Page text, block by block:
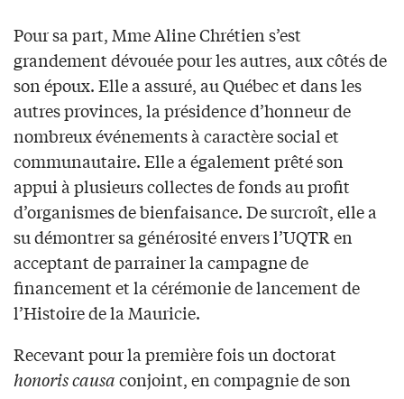
Pour sa part, Mme Aline Chrétien s’est
grandement dévouée pour les autres, aux côtés de
son époux. Elle a assuré, au Québec et dans les
autres provinces, la présidence d’honneur de
nombreux événements à caractère social et
communautaire. Elle a également prêté son
appui à plusieurs collectes de fonds au profit
d’organismes de bienfaisance. De surcroît, elle a
su démontrer sa générosité envers l’UQTR en
acceptant de parrainer la campagne de
financement et la cérémonie de lancement de
l’Histoire de la Mauricie.
Recevant pour la première fois un doctorat
honoris causaconjoint, en compagnie de son